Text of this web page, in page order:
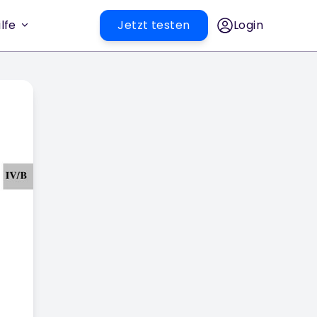
Jetzt testen Login